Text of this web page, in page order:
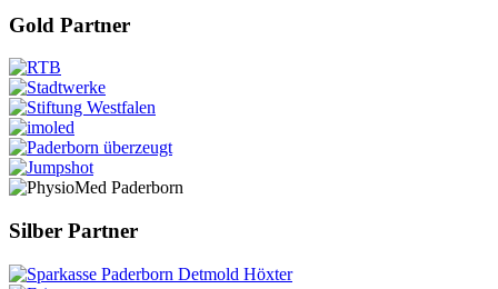
Gold Partner
Silber Partner